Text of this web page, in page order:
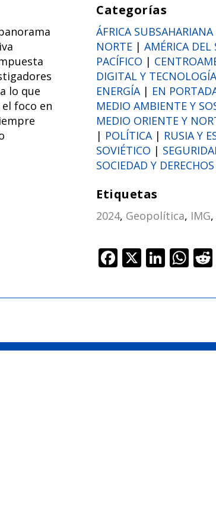
lo que
foco en
Categorías
ÁFRICA SUBSAHARIANA
NORTE |AMÉRICA DEL
PACÍFICO |
DIGITAL Y TECNOLOGÍA
ENERGÍA | EN
MEDIO AMBIENTE Y
MEDIO ORIENTE Y
| POLÍTICA | RUSIA Y
SOVIÉTICO |
SOCIEDAD Y
Etiquetas
2024, Geopolítica, IMG,
F
e
o
X Li
k
n
W
at
p